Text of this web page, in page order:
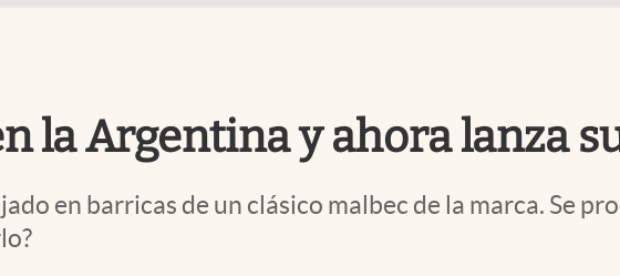
la Argentina y ahora lanza
en barricas de un clásico malbec de la marca. Se